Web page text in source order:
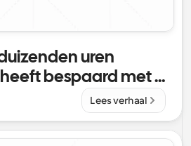
uren
bespaard met
Lees verhaal